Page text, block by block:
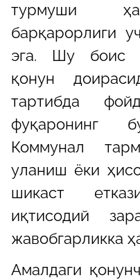
турмуши
барқарорлиги
эга. Шу боис
қонун
тартибда
фуқаронинг
Коммунал
уланиш ёки
шикаст
иқтисодий
жавобгарликка
Амалдаги